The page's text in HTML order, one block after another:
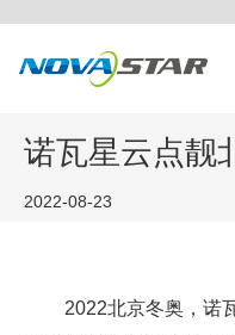
诺瓦星云点靓
2022-08-23
2022北京冬奥，诺